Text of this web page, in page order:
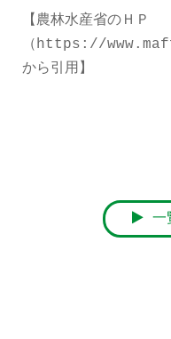
【農林水産省のＨＰ
（https://
から引用】
一